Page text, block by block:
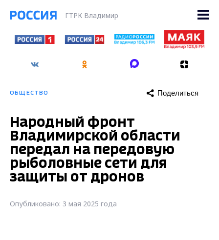
ГТРК Владимир
ОБЩЕСТВО Поделиться
Народный фронт
Владимирской области
передал на передовую
рыболовные сети для
защиты от дронов
Опубликовано: 3 мая 2025 года